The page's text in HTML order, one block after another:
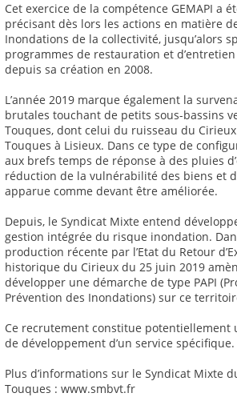
Cet exercice de la compétence GEMAPI a
précisant dès lors les actions en matière
Inondations de la collectivité, jusqu’alors
programmes de restauration et d’entretien
depuis sa création en 2008.
L’année 2019 marque également la
brutales touchant de petits sous-bassins
Touques, dont celui du ruisseau du
Touques à Lisieux. Dans ce type de
aux brefs temps de réponse à des pluies
réduction de la vulnérabilité des biens et
apparue comme devant être améliorée.
Depuis, le Syndicat Mixte entend
gestion intégrée du risque inondation.
production récente par l’Etat du Retour
historique du Cirieux du 25 juin 2019
développer une démarche de type PAPI
Prévention des Inondations) sur ce
Ce recrutement constitue potentiellement
de développement d’un service spécifique.
Plus d’informations sur le Syndicat Mixte
Touques : www.smbvt.fr